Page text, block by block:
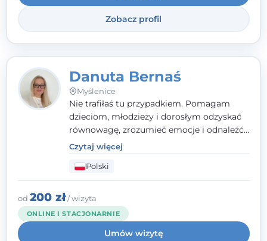
Zobacz profil
Danuta Bernaś
Myślenice
Nie trafiłaś tu przypadkiem. Pomagam
dzieciom, młodzieży i dorosłym odzyskać
równowagę, zrozumieć emocje i odnaleźć
wewnętrzną siłę. Moja droga do
psychologii zaczęła się od życia - pełnego
wyzwań, które nauczyły mnie uważności,
empatii i pokory. Dziś łączę doświadczenie
nauczycielki, psychologa, psychoterapeuty
i seksuologa tworząc bezpieczną
przestrzeń, w której można poczuć spokój i
wsparcie. Nie obiecuję łatwych rozwiązań -
Czytaj więcej
Polski
od 200 zł/ wizyta
ONLINE I STACJONARNIE
Umów wizytę